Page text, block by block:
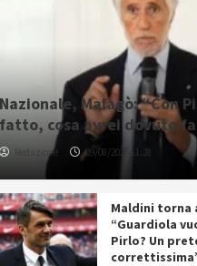
Nazionale, Malagò: “Con
fatto, cosa avrei dovuto
Redazione 09/08/2026 11:28
Maldini torna
“Guardiola
Pirlo? Un